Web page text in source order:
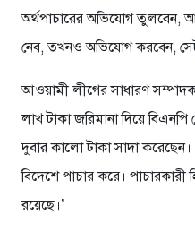
অর্থপাচারের অভিযোগ তুলবেন,
নেব, তখনও অভিযোগ করবেন,
আওয়ামী লীগের সাধারণ
লাখ টাকা জরিমানা দিয়ে
দুবার কালো টাকা সাদা
বিদেশে পাচার করে। পাচারকারী
রয়েছে।’